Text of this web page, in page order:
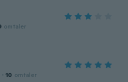
omtaler
· 10 omtaler